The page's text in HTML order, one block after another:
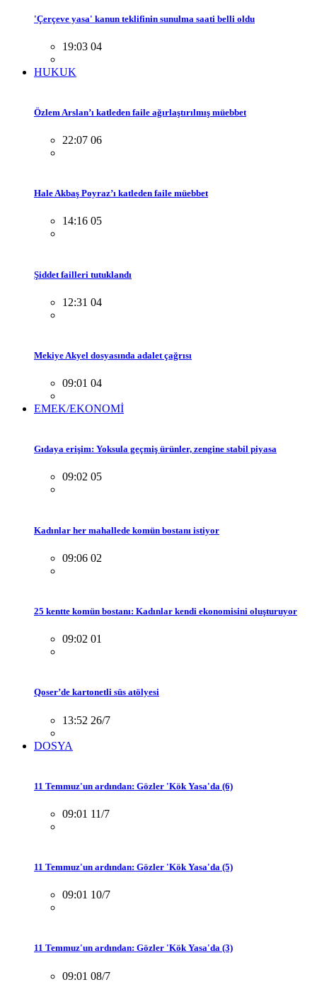
'Çerçeve yasa' kanun teklifinin sunulma saati belli oldu
19:03 04
HUKUK
Özlem Arslan’ı katleden faile ağırlaştırılmış müebbet
22:07 06
Hale Akbaş Poyraz’ı katleden faile müebbet
14:16 05
Şiddet failleri tutuklandı
12:31 04
Mekiye Akyel dosyasında adalet çağrısı
09:01 04
EMEK/EKONOMİ
Gıdaya erişim: Yoksula geçmiş ürünler, zengine stabil piyasa
09:02 05
Kadınlar her mahallede komün bostanı istiyor
09:06 02
25 kentte komün bostanı: Kadınlar kendi ekonomisini oluşturuyor
09:02 01
Qoser’de kartonetli süs atölyesi
13:52 26/7
DOSYA
11 Temmuz'un ardından: Gözler 'Kök Yasa'da (6)
09:01 11/7
11 Temmuz'un ardından: Gözler 'Kök Yasa'da (5)
09:01 10/7
11 Temmuz'un ardından: Gözler 'Kök Yasa'da (3)
09:01 08/7